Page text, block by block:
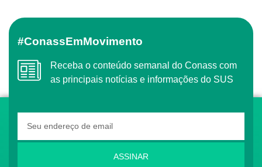
#ConassEmMovimento
Receba o conteúdo semanal do Conass com
as principais notícias e informações do SUS
ASSINAR